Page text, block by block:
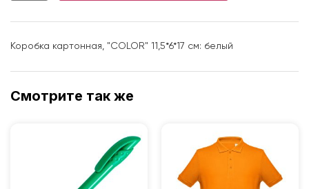
Коробка картонная, "COLOR" 11,5*6*17 см: белый
Смотрите так же